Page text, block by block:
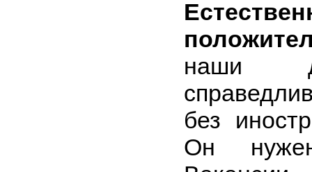
наши
без
Он